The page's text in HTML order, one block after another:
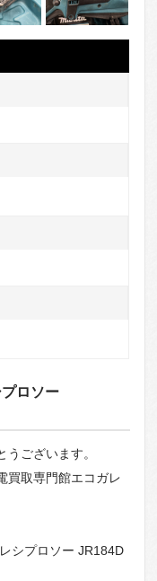
ロソー
ございます。
買取専門館エコガレ
シプロソー JR184D